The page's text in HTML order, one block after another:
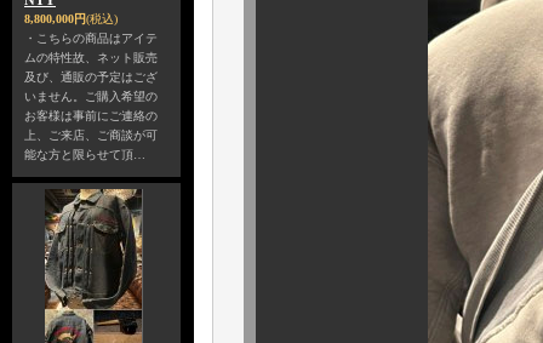
8,800,000円(税込)
・こちらの商品はアイテ
ムの特性故、ネット販売
及び、通販の予定はござ
いません。ご購入希望の
お客様は事前にご連絡の
上、ご来店、ご商談が可
能な方と限らせて頂…